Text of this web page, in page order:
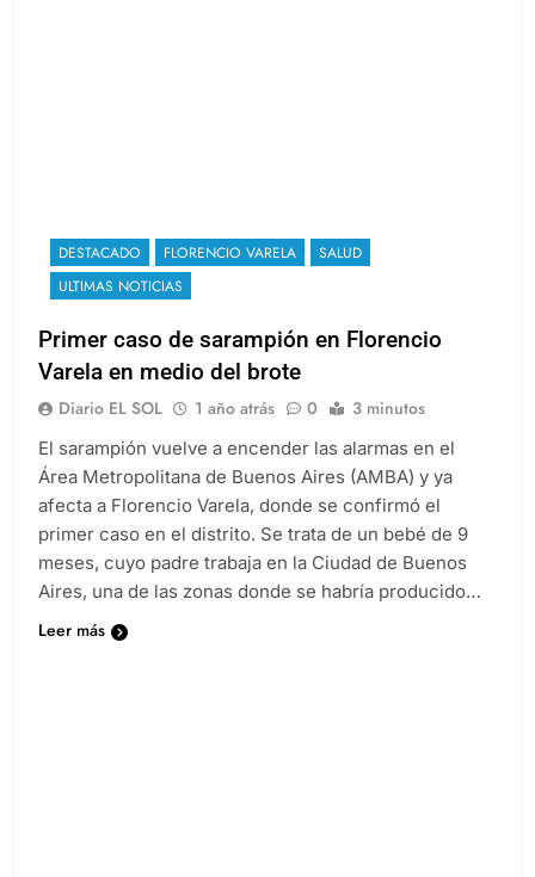
DESTACADO FLORENCIO VARELA
SALUD
ULTIMAS NOTICIAS
Primer caso de sarampión en Florencio
Varela en medio del brote
Diario EL SOL 1 año atrás 0 3 minutos
El sarampión vuelve a encender las alarmas en el
Área Metropolitana de Buenos Aires (AMBA) y ya
afecta a Florencio Varela, donde se confirmó el
primer caso en el distrito. Se trata de un bebé de 9
meses, cuyo padre trabaja en la Ciudad de Buenos
Aires, una de las zonas donde se habría producido…
Leer más